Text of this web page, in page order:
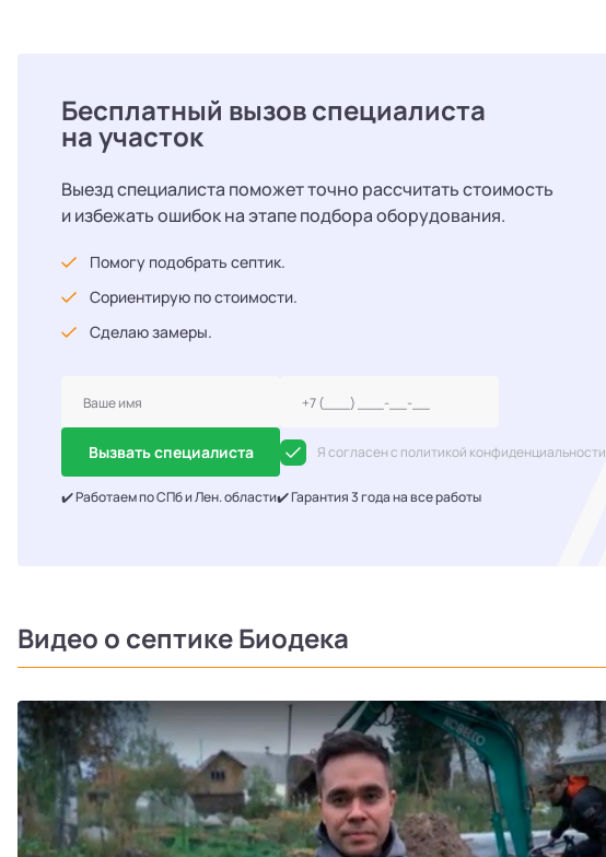
Бесплатный вызов специалиста
на участок
Выезд специалиста поможет точно рассчитать стоимость
и избежать ошибок на этапе подбора оборудования.
Помогу подобрать септик.
Сориентирую по стоимости.
Сделаю замеры.
Вызвать специалиста Я согласен с политикой конфиденциальности
✔️ Работаем по СПб и Лен. области✔️ Гарантия 3 года на все работы
Видео о септике Биодека